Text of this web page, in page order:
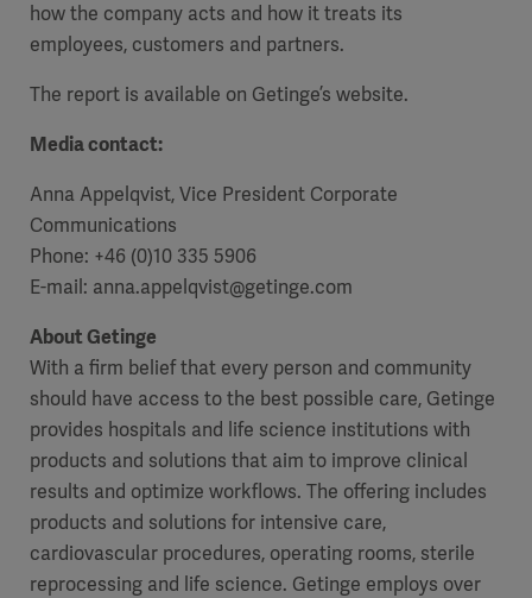
how the company acts and how it treats its
employees, customers and partners.
The report is available on Getinge’s website.
Media contact:
Anna Appelqvist, Vice President Corporate
Communications
Phone: +46 (0)10 335 5906
E-mail: anna.appelqvist@getinge.com
About Getinge
With a firm belief that every person and community
should have access to the best possible care, Getinge
provides hospitals and life science institutions with
products and solutions that aim to improve clinical
results and optimize workflows. The offering includes
products and solutions for intensive care,
cardiovascular procedures, operating rooms, sterile
reprocessing and life science. Getinge employs over